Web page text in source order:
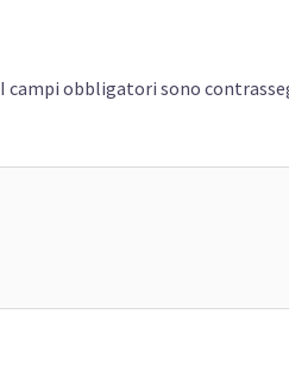
I campi obbligatori sono